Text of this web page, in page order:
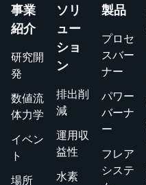
事業
紹介
研究開
発
数値流
体力学
イベン
ト
場所
ソリ
ュー
ショ
ン
排出削
減
運用収
益性
水素
製品
プロセ
スバー
ナー
パワー
バーナ
ー
フレア
システ